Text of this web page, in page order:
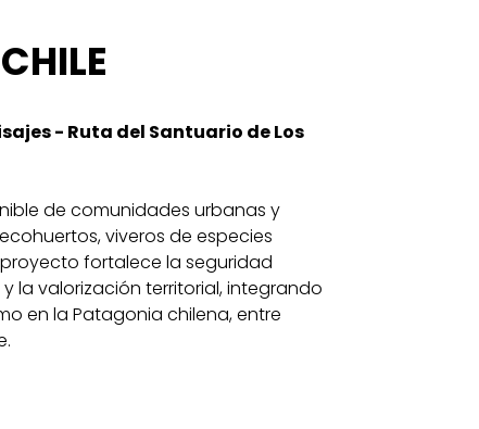
- Ruta del Santuario de Los
de comunidades urbanas y
viveros de especies
fortalece la seguridad
la valorización territorial, integrando
en la Patagonia chilena, entre